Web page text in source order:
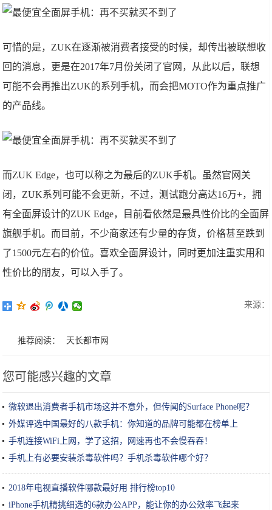
可惜的是，ZUK在逐渐被消费者接受的时候，却传出被联想收
回的消息，更是在2017年7月份关闭了官网，从此以后，联想
可能不会再推出ZUK的系列手机，而会把MOTO作为重点推广
的产品线。
而ZUK Edge，也可以称之为最后的ZUK手机。虽然官网关
闭，ZUK系列可能不会更新，不过，测试跑分高达16万+，拥
有全面屏设计的ZUK Edge，目前看依然是最具性价比的全面屏
旗舰手机。而目前，不少商家还有少量的存货，价格甚至跌到
了1500元左右的价位。喜欢全面屏设计，同时更加注重实用和
性价比的朋友，可以入手了。
来源：
推荐阅读： 天长都市网
您可能感兴趣的文章
微软退出消费者手机市场这并不意外，但传闻的Surface Phone呢？
外媒评选中国最好的八款手机：你知道的品牌可能都在榜单上
手机连接WiFi上网，学了这招，网速再也不会慢吞吞！
手机上有必要安装杀毒软件吗？手机杀毒软件哪个好？
2018年电视直播软件哪款最好用 排行榜top10
iPhone手机精挑细选的6款办公APP，能让你的办公效率飞起来